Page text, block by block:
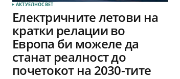
АКТУЕЛНОСВЕТ
Електричните летови на
кратки релации во
Европа би можеле да
станат реалност до
почетокот на 2030-тите